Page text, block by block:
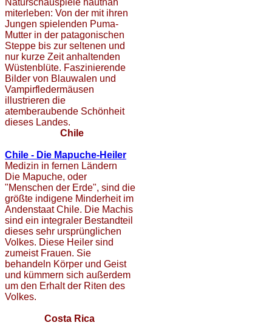
miterleben: Von der mit ihren
Jungen spielenden Puma-
Mutter in der patagonischen
Steppe bis zur seltenen und
nur kurze Zeit anhaltenden
Wüstenblüte. Faszinierende
Bilder von Blauwalen und
Vampirfledermäusen
illustrieren die
atemberaubende Schönheit
dieses Landes.
Chile
Chile - Die Mapuche-Heiler
Medizin in fernen Ländern
Die Mapuche, oder
"Menschen der Erde", sind die
größte indigene Minderheit im
Andenstaat Chile. Die Machis
sind ein integraler Bestandteil
dieses sehr ursprünglichen
Volkes. Diese Heiler sind
zumeist Frauen. Sie
behandeln Körper und Geist
und kümmern sich außerdem
um den Erhalt der Riten des
Volkes.
Costa Rica